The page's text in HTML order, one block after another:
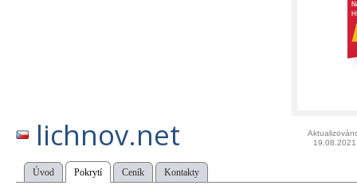
lichnov.net
19.08.2021
Úvod Pokrytí Ceník Kontakty